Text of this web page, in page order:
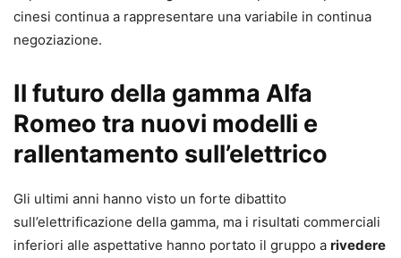
cinesi continua a rappresentare una variabile in continua
negoziazione.
Il futuro della gamma Alfa
Romeo tra nuovi modelli e
rallentamento sull’elettrico
Gli ultimi anni hanno visto un forte dibattito
sull’elettrificazione della gamma, ma i risultati commerciali
inferiori alle aspettative hanno portato il gruppo a rivedere